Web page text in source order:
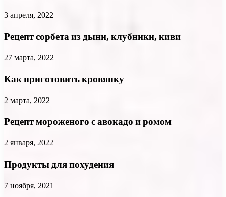
3 апреля, 2022
Рецепт сорбета из дыни, клубники, киви
27 марта, 2022
Как приготовить кровянку
2 марта, 2022
Рецепт мороженого с авокадо и ромом
2 января, 2022
Продукты для похудения
7 ноября, 2021